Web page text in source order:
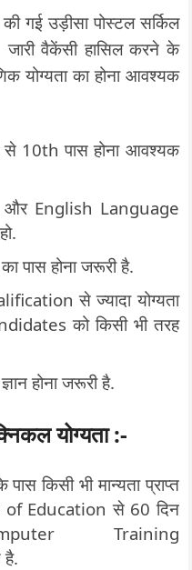
गई उड़ीसा पोस्टल सर्किल
वैकेंसी हासिल करने के
योग्यता का होना आवश्यक
10th पास होना आवश्यक
और English Language
पास होना जरूरी है.
से ज्यादा योग्यता
को किसी भी तरह
होना जरूरी है.
योग्यता :-
किसी भी मान्यता प्राप्त
of Education से 60 दिन
Training
है.